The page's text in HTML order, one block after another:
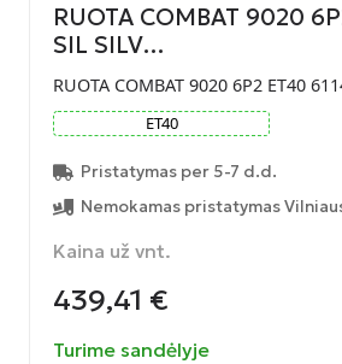
RUOTA COMBAT 9020
SIL SILV…
RUOTA COMBAT 9020 6P2 ET40
ET40
Pristatymas per 5-7 d.d.
Nemokamas pristatymas
Kaina už vnt.
439,41 €
Turime sandėlyje